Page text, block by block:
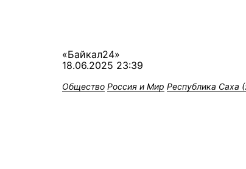
«Байкал24»
18.06.2025 23:39
Общество Россия и Мир Республика Саха